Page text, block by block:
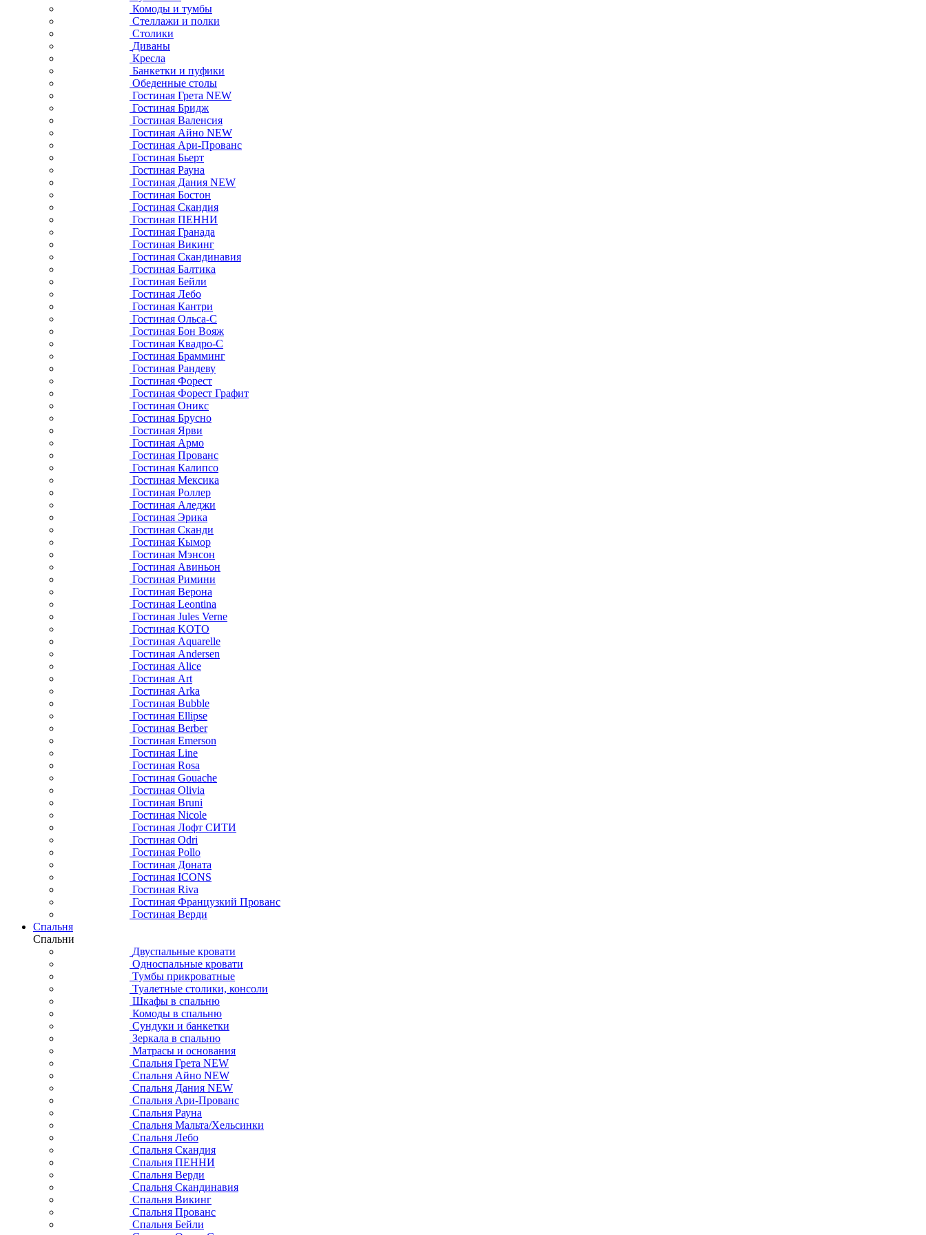
Комоды и тумбы
Стеллажи и полки
Столики
Диваны
Кресла
Банкетки и пуфики
Обеденные столы
Гостиная Грета NEW
Гостиная Бридж
Гостиная Валенсия
Гостиная Айно NEW
Гостиная Ари-Прованс
Гостиная Бьерт
Гостиная Рауна
Гостиная Дания NEW
Гостиная Бостон
Гостиная Скандия
Гостиная ПЕННИ
Гостиная Гранада
Гостиная Викинг
Гостиная Скандинавия
Гостиная Балтика
Гостиная Бейли
Гостиная Лебо
Гостиная Кантри
Гостиная Ольса-С
Гостиная Бон Вояж
Гостиная Квадро-С
Гостиная Брамминг
Гостиная Рандеву
Гостиная Форест
Гостиная Форест Графит
Гостиная Оникс
Гостиная Брусно
Гостиная Ярви
Гостиная Армо
Гостиная Прованс
Гостиная Калипсо
Гостиная Мексика
Гостиная Роллер
Гостиная Аледжи
Гостиная Эрика
Гостиная Сканди
Гостиная Кымор
Гостиная Мэнсон
Гостиная Авиньон
Гостиная Римини
Гостиная Верона
Гостиная Leontina
Гостиная Jules Verne
Гостиная KOTO
Гостиная Aquarelle
Гостиная Andersen
Гостиная Alice
Гостиная Art
Гостиная Arka
Гостиная Bubble
Гостиная Ellipse
Гостиная Berber
Гостиная Emerson
Гостиная Line
Гостиная Rosa
Гостиная Gouache
Гостиная Olivia
Гостиная Bruni
Гостиная Nicole
Гостиная Лофт СИТИ
Гостиная Odri
Гостиная Pollo
Гостиная Доната
Гостиная ICONS
Гостиная Riva
Гостиная Французкий Прованс
Гостиная Верди
Спальня
Спальни
Двуспальные кровати
Односпальные кровати
Тумбы прикроватные
Туалетные столики, консоли
Шкафы в спальню
Комоды в спальню
Сундуки и банкетки
Зеркала в спальню
Матрасы и основания
Спальня Грета NEW
Спальня Айно NEW
Спальня Дания NEW
Спальня Ари-Прованс
Спальня Рауна
Спальня Мальта/Хельсинки
Спальня Лебо
Спальня Скандия
Спальня ПЕННИ
Спальня Верди
Спальня Скандинавия
Спальня Викинг
Спальня Прованс
Спальня Бейли